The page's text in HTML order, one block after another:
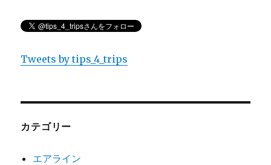
Tweets by tips_4_trips
カテゴリー
エアライン